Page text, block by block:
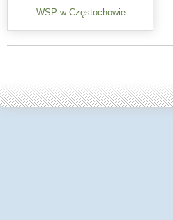
WSP w Częstochowie